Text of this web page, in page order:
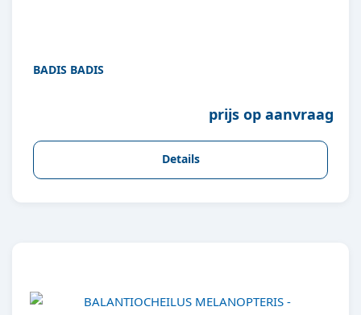
BADIS BADIS
prijs op aanvraag
Details